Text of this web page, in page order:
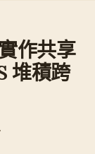
作共享
堆積跨